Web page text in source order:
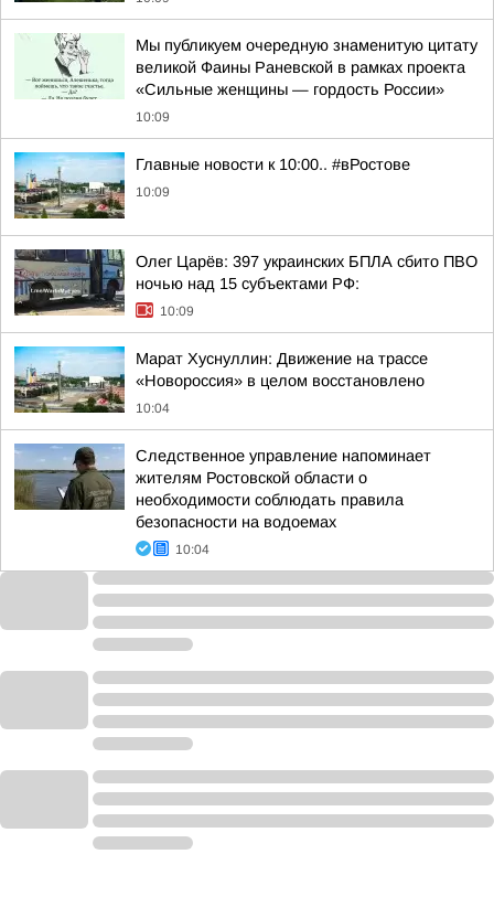
Мы публикуем очередную знаменитую цитату
великой Фаины Раневской в рамках проекта
«Сильные женщины — гордость России»
10:09
Главные новости к 10:00.. #вРостове
10:09
Олег Царёв: 397 украинских БПЛА сбито ПВО
ночью над 15 субъектами РФ:
10:09
Марат Хуснуллин: Движение на трассе
«Новороссия» в целом восстановлено
10:04
Следственное управление напоминает
жителям Ростовской области о
необходимости соблюдать правила
безопасности на водоемах
10:04